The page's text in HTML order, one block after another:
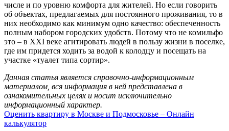
числе и по уровню комфорта для жителей. Но если говорить
об объектах, предлагаемых для постоянного проживания, то в
них необходимо как минимум одно качество: обеспеченность
полным набором городских удобств. Потому что не комильфо
это – в XXI веке агитировать людей в пользу жизни в поселке,
где им придется ходить за водой к колодцу и посещать на
участке «туалет типа сортир».
Данная статья является справочно-информационным
материалом, вся информация в ней представлена в
ознакомительных целях и носит исключительно
информационный характер.
Оценить квартиру в Москве и Подмосковье – Онлайн
калькулятор